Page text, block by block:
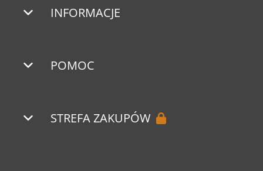
INFORMACJE
POMOC
STREFA ZAKUPÓW